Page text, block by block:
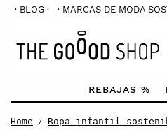
· BLOG · · MARCAS DE MODA
REBAJAS %
Home / Ropa infantil